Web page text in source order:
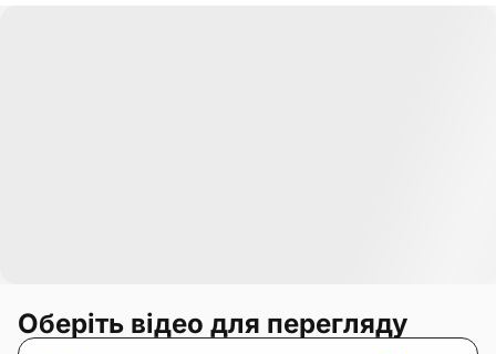
Оберіть відео для перегляду